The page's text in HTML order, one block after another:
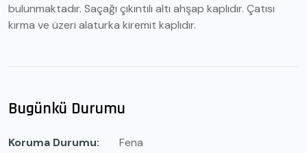
bulunmaktadır. Saçağı çıkıntılı altı ahşap kaplıdır. Çatısı
kırma ve üzeri alaturka kiremit kaplıdır.
Bugünkü Durumu
Koruma Durumu Fena